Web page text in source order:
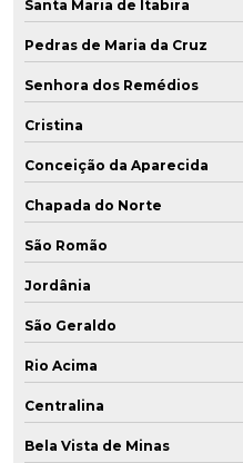
Santa Maria de Itabira
Pedras de Maria da Cruz
Senhora dos Remédios
Cristina
Conceição da Aparecida
Chapada do Norte
São Romão
Jordânia
São Geraldo
Rio Acima
Centralina
Bela Vista de Minas